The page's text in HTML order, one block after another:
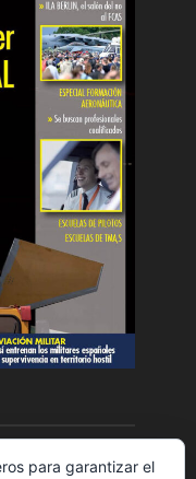
para garantizar el